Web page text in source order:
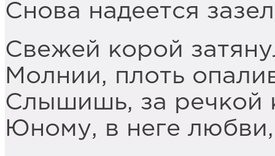
Снова надеется
Свежей корой
Молнии, плоть
Слышишь, за речкой
Юному, в неге